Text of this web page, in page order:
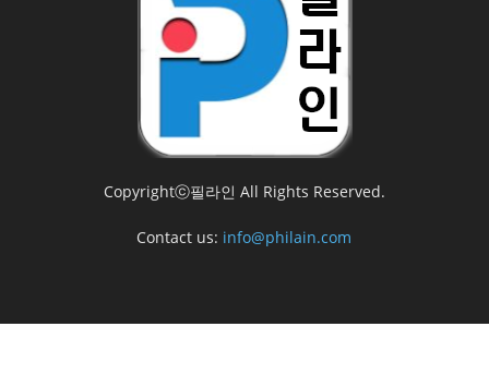
Copyrightⓒ필라인 All Rights Reserved.
Contact us: info@philain.com